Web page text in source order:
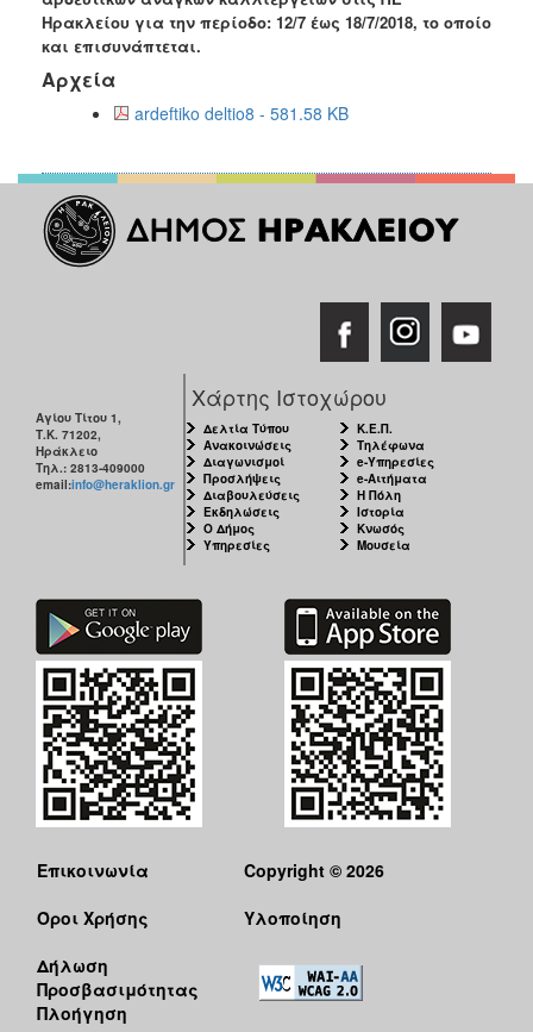
Προγράμματα
Προσχολική
Αγωγή
Κοιμητήρια
Οικογένειας
ΑΝΘΕΚΤΙΚΗ
ΠΟΛΗ
Ηρακλείου για την περίοδο: 12/7 έως 18/7/2018, το οποίο
και επισυνάπτεται.
Αρχεία
ardeftiko deltio8 - 581.58 KB
Αγίου Τίτου 1,
Τ.Κ. 71202,
Ηράκλειο
Τηλ.: 2813-409000
email:info@heraklion.gr
Χάρτης Ιστοχώρου
Δελτία Τύπου
Ανακοινώσεις
Διαγωνισμοί
Προσλήψεις
Διαβουλεύσεις
Εκδηλώσεις
Ο Δήμος
Υπηρεσίες
Κ.Ε.Π.
Τηλέφωνα
e-Υπηρεσίες
e-Αιτήματα
Η Πόλη
Ιστορία
Κνωσός
Μουσεία
Επικοινωνία
Όροι Χρήσης
Δήλωση
Προσβασιμότητας
Πλοήγηση
Copyright © 2026
Υλοποίηση